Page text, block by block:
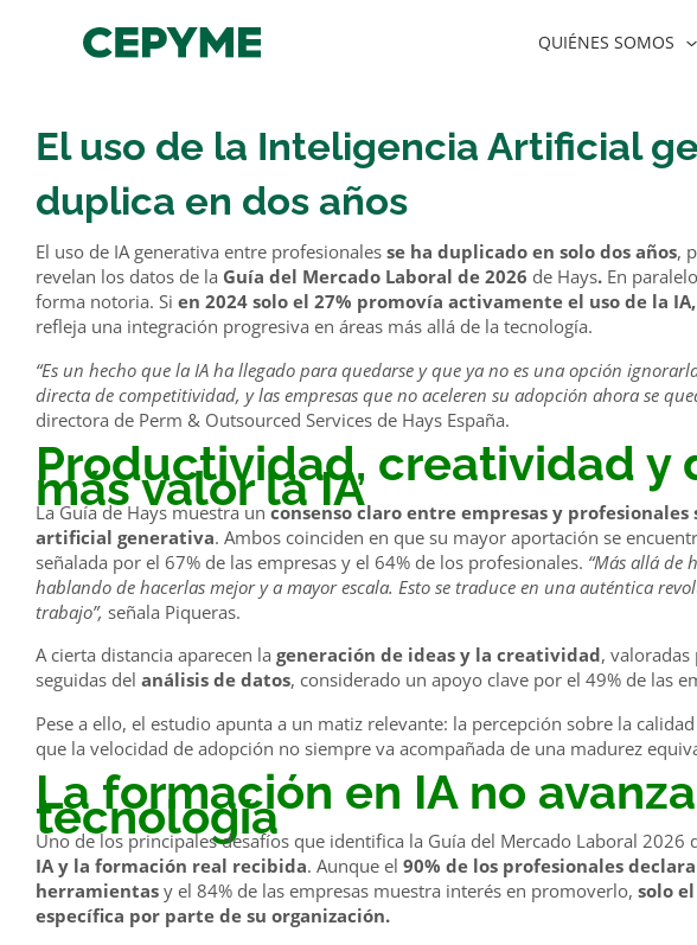
QUIÉNES SOMOS
El uso de la Inteligencia Artificial
duplica en dos años
El uso de IA generativa entre profesionalesse ha duplicado en solo dos años,
revelan los datos de la Guía del Mercado Laboral de 2026 de Hays. En
forma notoria. Si en 2024 solo el 27% promovía activamente el uso de la
refleja una integración progresiva en áreas más allá de la tecnología.
“Es un hecho que la IA ha llegado para quedarse y que ya no es una opción
directa de competitividad, y las empresas que no aceleren su adopción ahora se
directora de Perm & Outsourced Services de Hays España.
Productividad, creatividad y
más valor la IA
La Guía de Hays muestra un consenso claro entre empresas y
artificial generativa. Ambos coinciden en que su mayor aportación se
señalada por el 67% de las empresas y el 64% de los profesionales. “Más allá de
hablando de hacerlas mejor y a mayor escala. Esto se traduce en una auténtica
trabajo”, señala Piqueras.
A cierta distancia aparecen la generación de ideas y la creatividad, valoradas
seguidas del análisis de datos, considerado un apoyo clave por el 49% de las
Pese a ello, el estudio apunta a un matiz relevante: la percepción sobre la
que la velocidad de adopción no siempre va acompañada de una madurez
La formación en IA no
tecnología
Uno de los principales desafíos que identifica la Guía del Mercado Laboral 2026
IA y la formación real recibida. Aunque el 90% de los profesionales
herramientasy el 84% de las empresas muestra interés en promoverlo, solo
específica por parte de su organización.